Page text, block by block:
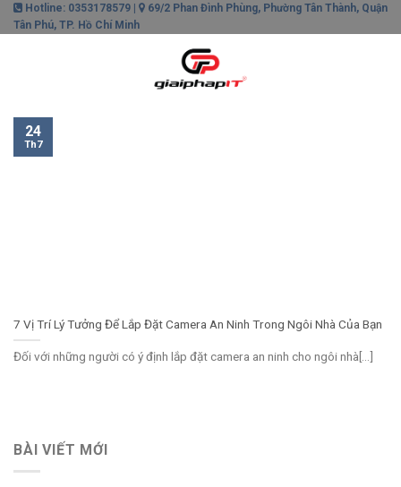
Skip
to
Hotline: 0353178579 |
69/2 Phan Đình Phùng, Phường Tân Thành, Quận
Tân Phú, TP. Hồ Chí Minh
7 Vị Trí Lý Tưởng Để Lắp Đặt Camera An Ninh Trong Ngôi Nhà Của Bạn
Đối với những người có ý định lắp đặt camera an ninh cho ngôi nhà[...]
24
Th7
BÀI VIẾT MỚI